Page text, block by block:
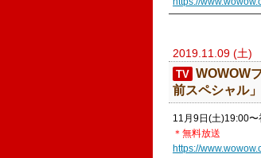
2019.11.09 (土)
TV ​WOWOW
前スペシャル」
11月9日(土)19:00〜
＊無料放送
https://